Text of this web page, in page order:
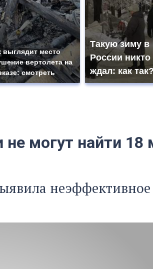
выглядит место
вертолета на
смотреть
Такую зиму в
России никто
ждал: как
могут найти 18
неэффективное